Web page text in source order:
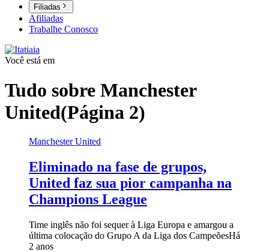
Filiadas
Afiliadas
Trabalhe Conosco
Você está em
Tudo sobre Manchester
United(Página 2)
Manchester United
Eliminado na fase de grupos,
United faz sua pior campanha na
Champions League
Time inglês não foi sequer à Liga Europa e amargou a
última colocação do Grupo A da Liga dos CampeõesHá
2 anos